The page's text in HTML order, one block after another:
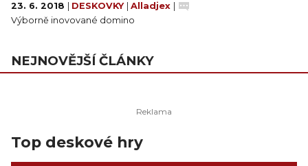
23. 6. 2018 DESKOVKY Alladjex
Výborně inovované domino
NEJNOVĚJŠÍ ČLÁNKY
Top deskové hry